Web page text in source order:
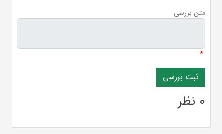
متن بررسی
*
0 نظر